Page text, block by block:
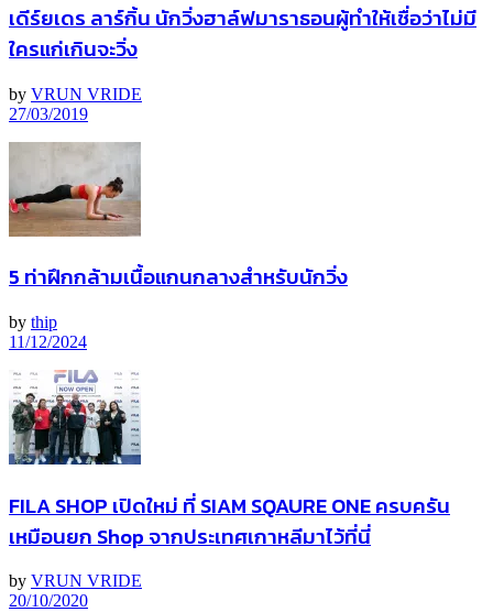
เดีร์ยเดร ลาร์กิ้น นักวิ่งฮาล์ฟมาราธอนผู้ทำให้เชื่อว่าไม่มี
ใครแก่เกินจะวิ่ง
by VRUN VRIDE
27/03/2019
5 ท่าฝึกกล้ามเนื้อแกนกลางสำหรับนักวิ่ง
by thip
11/12/2024
FILA SHOP เปิดใหม่ ที่ SIAM SQAURE ONE ครบครัน
เหมือนยก Shop จากประเทศเกาหลีมาไว้ที่นี่
by VRUN VRIDE
20/10/2020